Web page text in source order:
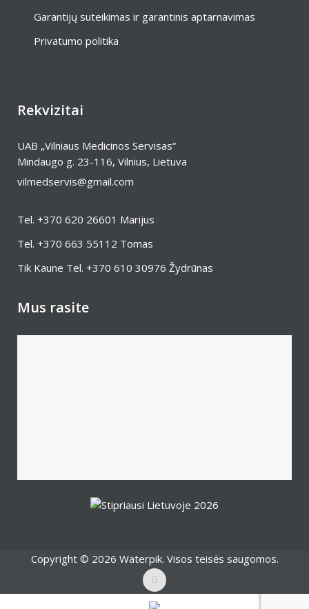
Garantijų suteikimas ir garantinis aptarnavimas
Privatumo politika
Rekvizitai
UAB „Vilniaus Medicinos Servisas“
Mindaugo g. 23-116, Vilnius, Lietuva
vilmedservis@gmail.com
Tel. +370 620 26601 Marijus
Tel. +370 663 55112 Tomas
Tik Kaune Tel. +370 610 30976 Žydrūnas
Mus rasite
Copyright © 2026 Waterpik. Visos teisės saugomos.